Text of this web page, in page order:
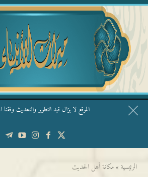
الموقع لا يزال قيد التطوير والتحديث وفقنا
قال الشيخ ربيع وفقه الله: نحن ليس عندنا
الرئيسية » مكانة أهل الحديث